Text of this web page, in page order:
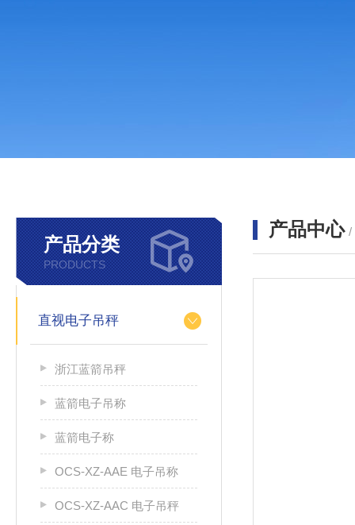
产品分类
PRODUCTS
直视电子吊秤
浙江蓝箭吊秤
蓝箭电子吊称
蓝箭电子称
OCS-XZ-AAE 电子吊称
OCS-XZ-AAC 电子吊秤
产品中心 /